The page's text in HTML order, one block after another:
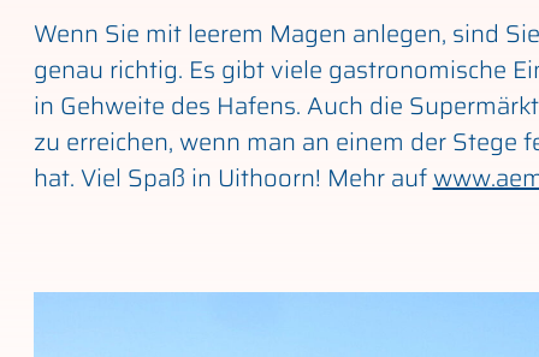
Wenn Sie mit leerem Magen anlegen, sind
genau richtig. Es gibt viele gastronomische
in Gehweite des Hafens. Auch die
zu erreichen, wenn man an einem der Stege
hat. Viel Spaß in Uithoorn! Mehr auf